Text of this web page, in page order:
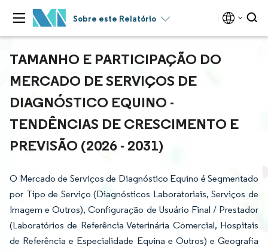
Sobre este Relatório
TAMANHO E PARTICIPAÇÃO DO
MERCADO DE SERVIÇOS DE
DIAGNÓSTICO EQUINO -
TENDÊNCIAS DE CRESCIMENTO E
PREVISÃO (2026 - 2031)
O Mercado de Serviços de Diagnóstico Equino é Segmentado
por Tipo de Serviço (Diagnósticos Laboratoriais, Serviços de
Imagem e Outros), Configuração de Usuário Final / Prestador
(Laboratórios de Referência Veterinária Comercial, Hospitais
de Referência e Especialidade Equina e Outros) e Geografia